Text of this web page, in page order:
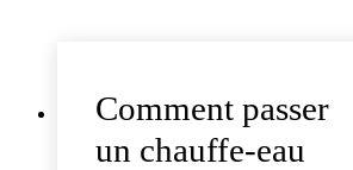
Comment passer
un chauffe-eau